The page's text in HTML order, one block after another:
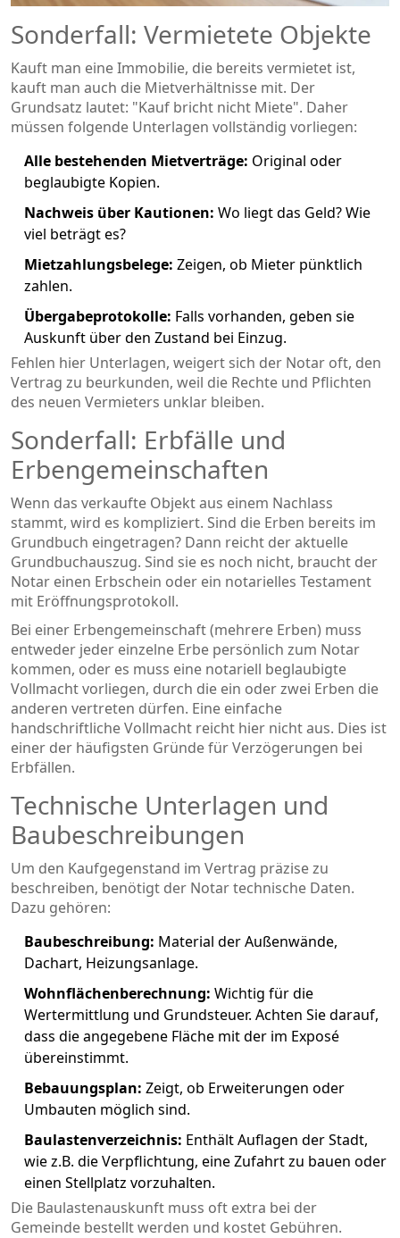
Sonderfall: Vermietete Objekte
Kauft man eine Immobilie, die bereits vermietet ist,
kauft man auch die Mietverhältnisse mit. Der
Grundsatz lautet: "Kauf bricht nicht Miete". Daher
müssen folgende Unterlagen vollständig vorliegen:
Alle bestehenden Mietverträge: Original oder
beglaubigte Kopien.
Nachweis über Kautionen: Wo liegt das Geld? Wie
viel beträgt es?
Mietzahlungsbelege: Zeigen, ob Mieter pünktlich
zahlen.
Übergabeprotokolle: Falls vorhanden, geben sie
Auskunft über den Zustand bei Einzug.
Fehlen hier Unterlagen, weigert sich der Notar oft, den
Vertrag zu beurkunden, weil die Rechte und Pflichten
des neuen Vermieters unklar bleiben.
Sonderfall: Erbfälle und
Erbengemeinschaften
Wenn das verkaufte Objekt aus einem Nachlass
stammt, wird es kompliziert. Sind die Erben bereits im
Grundbuch eingetragen? Dann reicht der aktuelle
Grundbuchauszug. Sind sie es noch nicht, braucht der
Notar einen Erbschein oder ein notarielles Testament
mit Eröffnungsprotokoll.
Bei einer Erbengemeinschaft (mehrere Erben) muss
entweder jeder einzelne Erbe persönlich zum Notar
kommen, oder es muss eine notariell beglaubigte
Vollmachtvorliegen, durch die ein oder zwei Erben die
anderen vertreten dürfen. Eine einfache
handschriftliche Vollmacht reicht hier nicht aus. Dies ist
einer der häufigsten Gründe für Verzögerungen bei
Erbfällen.
Technische Unterlagen und
Baubeschreibungen
Um den Kaufgegenstand im Vertrag präzise zu
beschreiben, benötigt der Notar technische Daten.
Dazu gehören:
Baubeschreibung: Material der Außenwände,
Dachart, Heizungsanlage.
Wohnflächenberechnung: Wichtig für die
Wertermittlung und Grundsteuer. Achten Sie darauf,
dass die angegebene Fläche mit der im Exposé
übereinstimmt.
Bebauungsplan: Zeigt, ob Erweiterungen oder
Umbauten möglich sind.
Baulastenverzeichnis: Enthält Auflagen der Stadt,
wie z.B. die Verpflichtung, eine Zufahrt zu bauen oder
einen Stellplatz vorzuhalten.
Die Baulastenauskunft muss oft extra bei der
Gemeinde bestellt werden und kostet Gebühren.